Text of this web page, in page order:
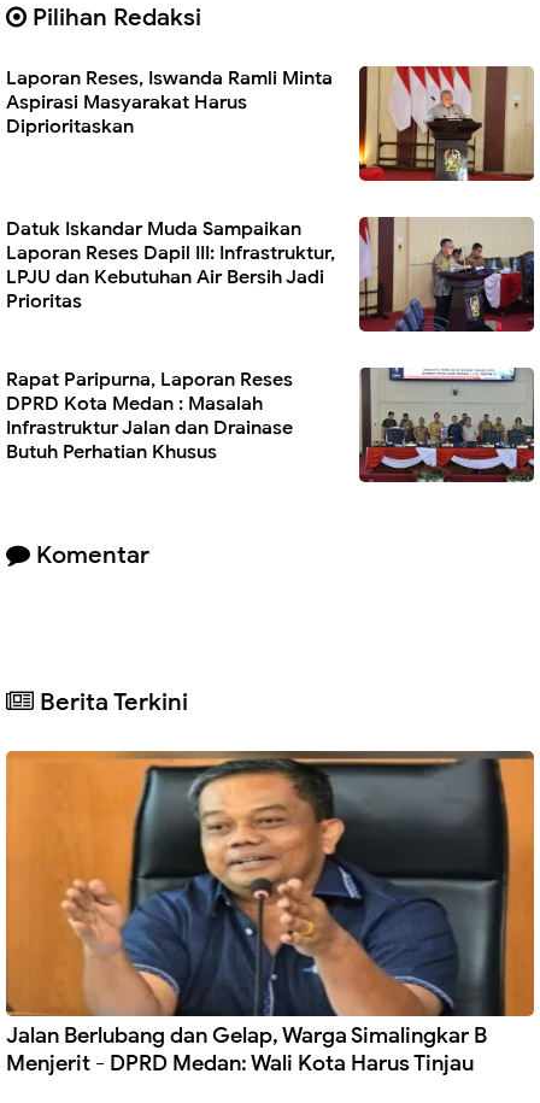
Pilihan Redaksi
Laporan Reses, Iswanda Ramli Minta
Aspirasi Masyarakat Harus
Diprioritaskan
Datuk Iskandar Muda Sampaikan
Laporan Reses Dapil III: Infrastruktur,
LPJU dan Kebutuhan Air Bersih Jadi
Prioritas
Rapat Paripurna, Laporan Reses
DPRD Kota Medan : Masalah
Infrastruktur Jalan dan Drainase
Butuh Perhatian Khusus
Komentar
Berita Terkini
Jalan Berlubang dan Gelap, Warga Simalingkar B
Menjerit - DPRD Medan: Wali Kota Harus Tinjau